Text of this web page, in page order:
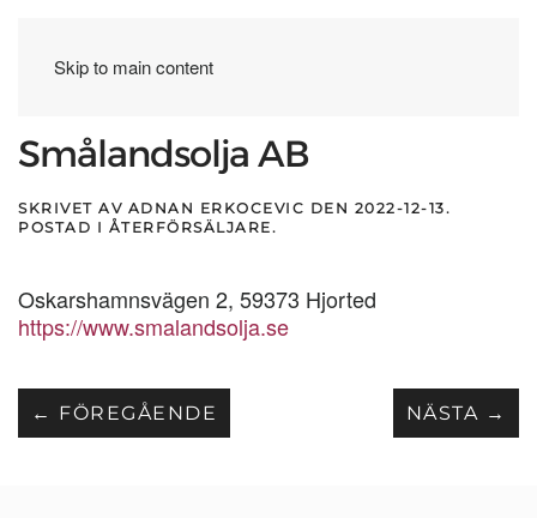
Skip to main content
Smålandsolja AB
SKRIVET AV ADNAN ERKOCEVIC DEN 2022-12-13.
POSTAD I ÅTERFÖRSÄLJARE.
Oskarshamnsvägen 2, 59373 Hjorted
https://www.smalandsolja.se
← FÖREGÅENDE NÄSTA →